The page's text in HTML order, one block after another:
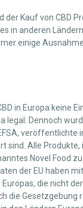
Kauf von CBD
in anderen
einige
in Europa keine
legal. Dennoch
veröffentlichte
Alle
Novel Food
der EU haben
die nicht
die